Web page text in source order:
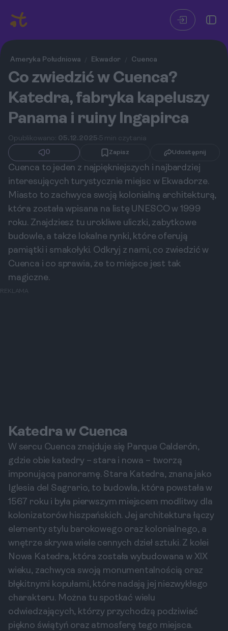
Ameryka Południowa / Ekwador / Cuenca
Co zwiedzić w Cuenca?
Katedra, fabryka kapeluszy
Panama i ruiny Ingapirca
Opublikowano: 05.12.2025 5 min czytania
0
Zapisz Udostępnij
Cuenca to jeden z najpiękniejszych i najbardziej
interesujących turystycznie miejsc w Ekwadorze.
Miasto to zachwyca swoją kolonialną architekturą,
która została wpisana na listę UNESCO w 1999
roku. Znajdziesz tu urokliwe uliczki, zabytkowe
budowle, a także lokalne rynki, które oferują
pamiątki i smakołyki. Odkryj z nami, co zwiedzić w
Cuenca i co sprawia, że to miejsce jest tak
magiczne.
REKLAMA
Katedra w Cuenca
W sercu Cuenca znajduje się Parque Calderón,
gdzie obie katedry – stara i nowa – tworzą
imponującą panoramę. Stara Katedra, znana jako
Iglesia del Sagrario, to budowla, która powstała w
1567 roku i była pierwszym miejscem modlitwy dla
kolonizatorów hiszpańskich. Jej architektura łączy
elementy stylu barokowego oraz kolonialnego, a
wnętrze skrywa wiele cennych dzieł sztuki. Z kolei
Nowa Katedra, która została wybudowana w XIX
wieku, zachwyca swoją monumentalnością oraz
błękitnymi kopułami, które nadają jej niezwykłego
charakteru. Można tu spotkać wielu
odwiedzających, którzy przychodzą podziwiać
piękno świątyń oraz atmosferę tego miejsca.